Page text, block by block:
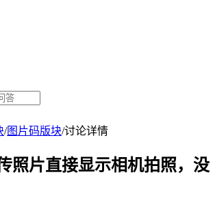
/图片码版块/讨论详情
照片直接显示相机拍照，没